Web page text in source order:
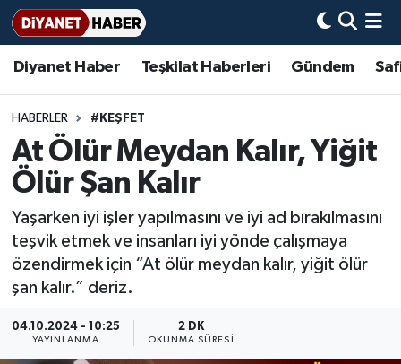
Diyanet Haber Teşkilat Haberleri Gündem
HABERLER #KEŞFET
At Ölür Meydan Kalır, Yiğit
Ölür Şan Kalır
Yaşarken iyi işler yapılmasını ve iyi ad bırakılmasını
teşvik etmek ve insanları iyi yönde çalışmaya
özendirmek için “At ölür meydan kalır, yiğit ölür
şan kalır.” deriz.
04.10.2024 - 10:25
YAYINLANMA
2 DK
OKUNMA SÜRESI
Diyanet Haber
Teşkilat Haberleri
Adana Müftülüğü
Adıyaman Müftülüğü
Afyonkarahisar Müftülüğü
Aksaray Müftülüğü
Amasya Müftülüğü
Ankara Müftülüğü
Gündem
Bir Ayet
Bir Hikaye
Biyografiler
Diyanet Bilgi
Diyanet Takvimi
Dualar
Basında Bugün
DİYANET eKİTAP
Diyanet Dergi
Aile Dergisi
Aylık Dergi
İmam Hatip Okulları
Başmakale
Hadis-i Şerifler
Hayat Okumaları
Nöbetçi Eczaneler
Hava Durumu
Ankara Namaz Vakitleri
Süper Lig Puan Durumu ve Fikstür
Tüm Manşetler
Son Dakika Haberleri